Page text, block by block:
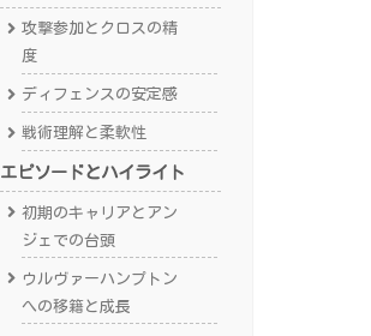
攻撃参加とクロスの精
度
ディフェンスの安定感
戦術理解と柔軟性
エピソードとハイライト
初期のキャリアとアン
ジェでの台頭
ウルヴァーハンプトン
への移籍と成長